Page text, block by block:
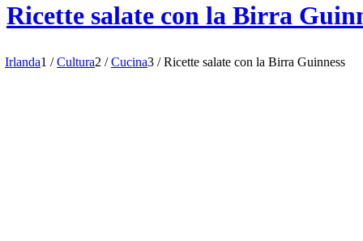
Ricette salate con la Birra
Irlanda1 / Cultura2 / Cucina3 / Ricette salate con la Birra Guinness